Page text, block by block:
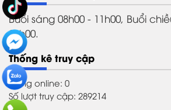
Buổi sáng 08h00 - 11h00, Buổi
21h00.
Thống kê truy cập
Đang online: 0
Số lượt truy cập: 289214